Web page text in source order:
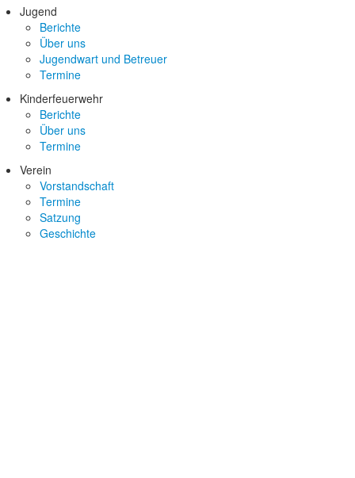
Jugend
Berichte
Über uns
Jugendwart und Betreuer
Termine
Kinderfeuerwehr
Berichte
Über uns
Termine
Verein
Vorstandschaft
Termine
Satzung
Geschichte